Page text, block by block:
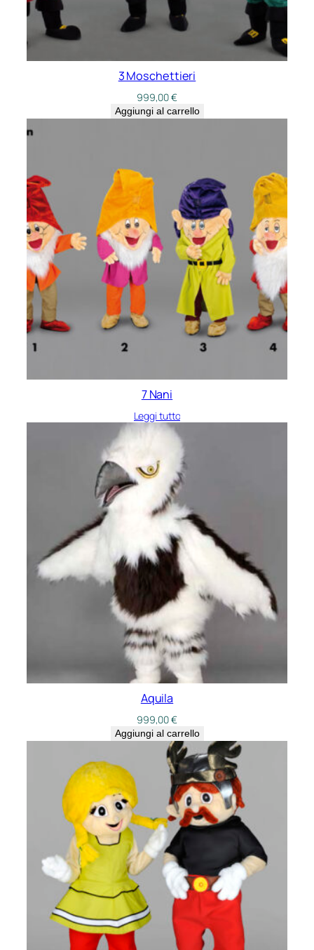
3 Moschettieri
999,00€
Aggiungi al carrello
7 Nani
Leggi tutto
Aquila
999,00€
Aggiungi al carrello